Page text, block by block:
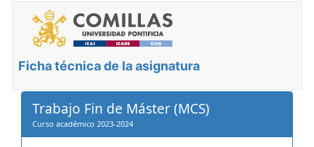
Ficha técnica de la asignatura
Trabajo Fin de Máster (MCS)
Curso académico 2023-2024